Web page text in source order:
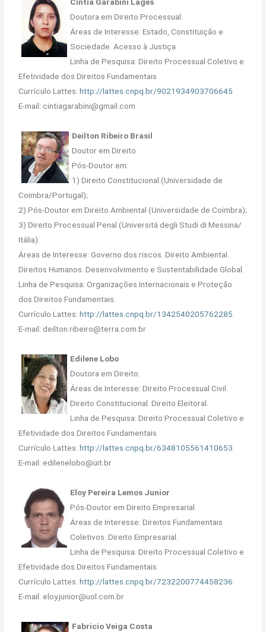
Cintia Garabini Lages
Doutora em Direito Processual.
Áreas de Interesse: Estado, Constituição e
Sociedade. Acesso à Justiça
Linha de Pesquisa: Direito Processual Coletivo e
Efetividade dos Direitos Fundamentais
Currículo Lattes:http://lattes.cnpq.br/9021934903706645
E-mail: cintiagarabini@gmail.com
Deilton Ribeiro Brasil
Doutor em Direito
Pós-Doutor em:
1) Direito Constitucional (Universidade de
Coimbra/Portugal);
2) Pós-Doutor em Direito Ambiental (Universidade de Coimbra);
3) Direito Processual Penal (Universitá degli Studi di Messina/
Itália).
Áreas de Interesse: Governo dos riscos. Direito Ambiental.
Direitos Humanos. Desenvolvimento e Sustentabilidade Global.
Linha de Pesquisa: Organizações Internacionais e Proteção
dos Direitos Fundamentais.
Currículo Lattes:http://lattes.cnpq.br/1342540205762285
E-mail: deilton.ribeiro@terra.com.br
Edilene Lobo
Doutora em Direito.
Áreas de Interesse: Direito Processual Civil.
Direito Constitucional. Direito Eleitoral.
Linha de Pesquisa: Direito Processual Coletivo e
Efetividade dos Direitos Fundamentais
Currículo Lattes:http://lattes.cnpq.br/6348105561410653
E-mail: edilenelobo@uit.br
Eloy Pereira Lemos Junior
Pós-Doutor em Direito Empresarial.
Áreas de Interesse: Direitos Fundamentais
Coletivos. Direito Empresarial.
Linha de Pesquisa: Direito Processual Coletivo e
Efetividade dos Direitos Fundamentais.
Currículo Lattes:http://lattes.cnpq.br/7232200774458236
E-mail: eloy.junior@uol.com.br
Fabricio Veiga Costa